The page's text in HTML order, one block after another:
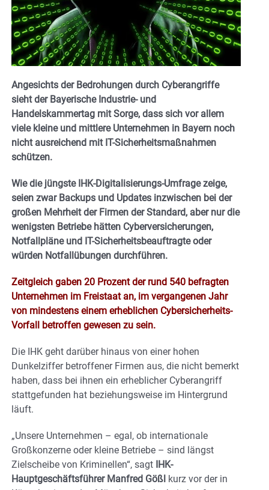
Angesichts der Bedrohungen durch Cyberangriffe
sieht der Bayerische Industrie- und
Handelskammertag mit Sorge, dass sich vor allem
viele kleine und mittlere Unternehmen in Bayern noch
nicht ausreichend mit IT-Sicherheitsmaßnahmen
schützen.
Wie die jüngste IHK-Digitalisierungs-Umfrage zeige,
seien zwar Backups und Updates inzwischen bei der
großen Mehrheit der Firmen der Standard, aber nur die
wenigsten Betriebe hätten Cyberversicherungen,
Notfallpläne und IT-Sicherheitsbeauftragte oder
würden Notfallübungen durchführen.
Zeitgleich gaben 20 Prozent der rund 540 befragten
Unternehmen im Freistaat an, im vergangenen Jahr
von mindestens einem erheblichen Cybersicherheits-
Vorfall betroffen gewesen zu sein.
Die IHK geht darüber hinaus von einer hohen
Dunkelziffer betroffener Firmen aus, die nicht bemerkt
haben, dass bei ihnen ein erheblicher Cyberangriff
stattgefunden hat beziehungsweise im Hintergrund
läuft.
„Unsere Unternehmen – egal, ob internationale
Großkonzerne oder kleine Betriebe – sind längst
Zielscheibe von Kriminellen“, sagt IHK-
Hauptgeschäftsführer Manfred Gößl kurz vor der in